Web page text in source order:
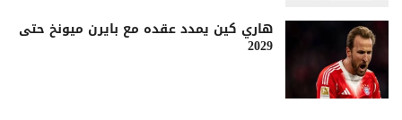
هاري كين يمدد عقده مع بايرن ميونخ حتى
2029